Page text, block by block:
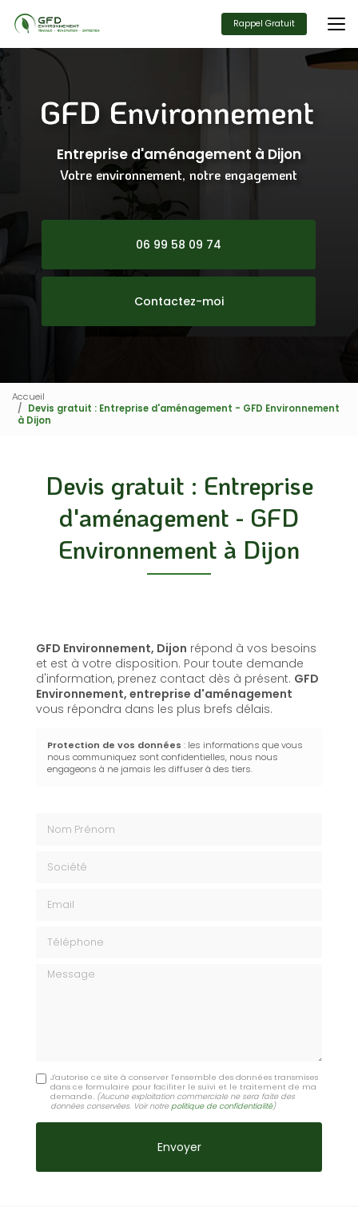
au
contenu
principal
Rappel Gratuit
Entreprise d'aménagement à Dijon
Votre environnement, notre engagement
06 99 58 09 74
Contactez-moi
Accueil
Devis gratuit : Entreprise d'aménagement - GFD Environnement
à Dijon
Devis gratuit : Entreprise
d'aménagement - GFD
Environnement à Dijon
GFD Environnement, Dijon répond à vos besoins
et est à votre disposition. Pour toute demande
d'information, prenez contact dès à présent. GFD
Environnement, entreprise d'aménagement
vous répondra dans les plus brefs délais.
Protection de vos données : les informations que vous
nous communiquez sont confidentielles, nous nous
engageons à ne jamais les diffuser à des tiers.
Message
J'autorise ce site à conserver l'ensemble des données transmises
dans ce formulaire pour faciliter le suivi et le traitement de ma
demande. (Aucune exploitation commerciale ne sera faite des
données conservées. Voir notrepolitique de confidentialité)